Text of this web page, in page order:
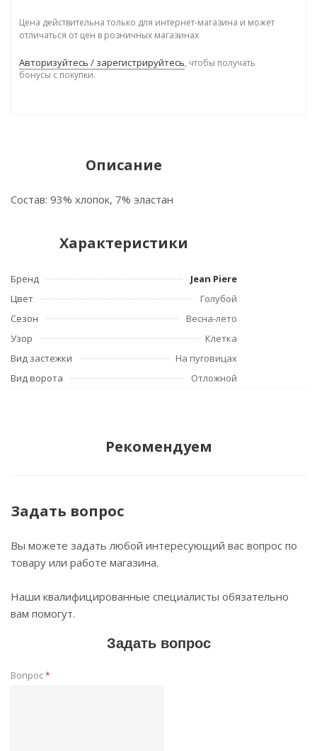
Цена действительна только для интернет-магазина и может
отличаться от цен в розничных магазинах
Авторизуйтесь / зарегистрируйтесь, чтобы получать
бонусы с покупки.
Описание
Состав: 93% хлопок, 7% эластан
Характеристики
Бренд
Jean Piere
Цвет
Голубой
Сезон
Весна-лето
Узор
Клетка
Вид застежки
На пуговицах
Вид ворота
Отложной
Рекомендуем
Задать вопрос
Вы можете задать любой интересующий вас вопрос по
товару или работе магазина.
Наши квалифицированные специалисты обязательно
вам помогут.
Задать вопрос
Вопрос*